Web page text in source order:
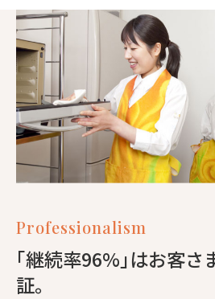
Professionalism
｢継続率96%｣はお客さ
証。